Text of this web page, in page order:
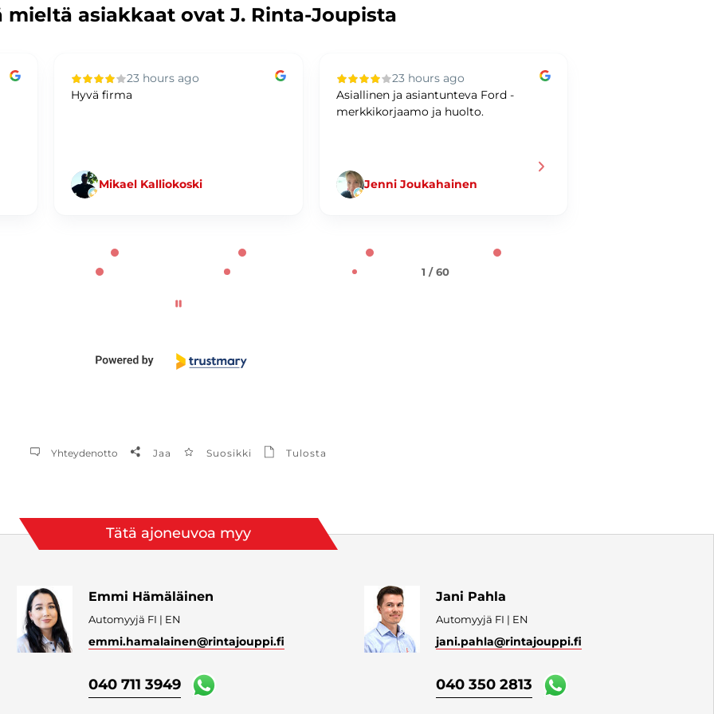
mieltä asiakkaat ovat J. Rinta-Joupista
23 hours ago
Hyvä firma
Mikael Kalliokoski
23 hours ago
Asiallinen ja asiantunteva Ford -
merkkikorjaamo ja huolto.
Jenni Joukahainen
1 / 60
Yhteydenotto Jaa Suosikki Tulosta
Tätä ajoneuvoa myy
Emmi Hämäläinen
Automyyjä FI | EN
emmi.hamalainen@rintajouppi.fi
040 711 3949
Jani Pahla
Automyyjä FI | EN
jani.pahla@rintajouppi.fi
040 350 2813